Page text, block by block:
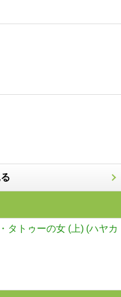
タトゥーの女 (上) (ハヤカ